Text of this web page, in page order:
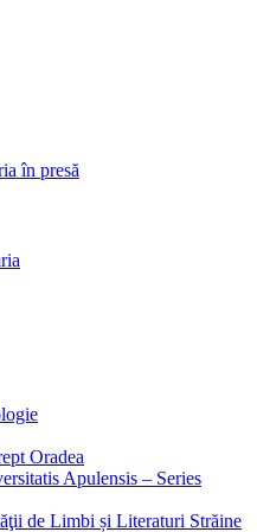
în presă
Oradea
Apulensis – Series
de Limbi și Literaturi Străine